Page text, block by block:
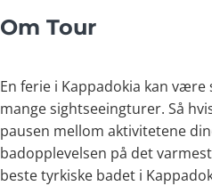
Om Tour
En ferie i Kappadokia kan
mange sightseeingturer. Så
pausen mellom aktivitetene
badopplevelsen på det
beste tyrkiske badet i